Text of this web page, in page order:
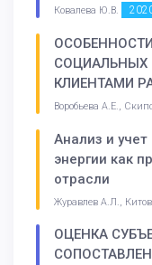
Ковалева Ю.В.
СОЦИАЛЬНЫХ
КЛИЕНТАМИ
Воробьева А.Е.,
Анализ и
энергии как
отрасли
Журавлев А.Л.,
ОЦЕНКА